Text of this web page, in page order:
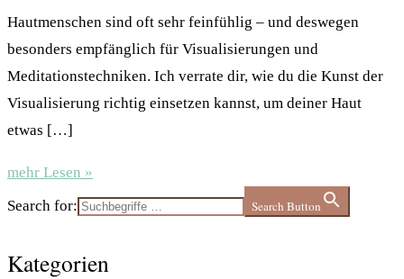
Hautmenschen sind oft sehr feinfühlig – und deswegen
besonders empfänglich für Visualisierungen und
Meditationstechniken. Ich verrate dir, wie du die Kunst der
Visualisierung richtig einsetzen kannst, um deiner Haut
etwas […]
mehr Lesen »
Search for:
Search Button
Kategorien